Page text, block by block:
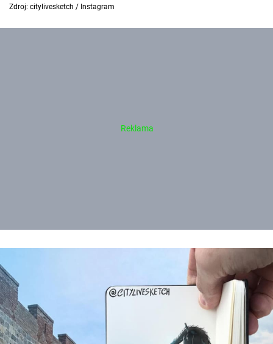
Zdroj: citylivesketch / Instagram